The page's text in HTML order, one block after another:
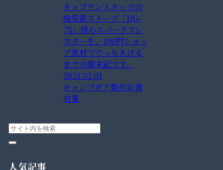
キャプテンスタッグの
格安薪ストーブ「UG-
75」用のスパークアレ
スターを、100円ショッ
プ素材ででっちあげる
までの顛末記です。
2021.01.01
キャンプギア製作災害
対策
人気記事